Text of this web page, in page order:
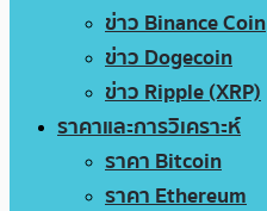
ข่าว Binance Coin
ข่าว Dogecoin
ข่าว Ripple (XRP)
ราคาและการวิเคราะห์
ราคา Bitcoin
ราคา Ethereum